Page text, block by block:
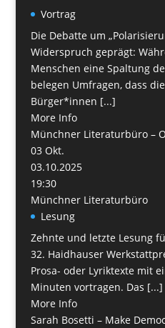
Vortrag
Die Debatte um
Widerspruch geprägt:
Menschen eine Spaltung
belegen Umfragen, dass
Bürger*innen [...]
More Info
Münchner Literaturbüro –
03 Okt.
03.10.2025
19:30
Münchner Literaturbüro
Lesung
Zehnte und letzte Lesung
32. Haidhauser
Prosa- oder Lyriktexte mit
Minuten vortragen. Das [...]
More Info
Sarah Bosetti – Make